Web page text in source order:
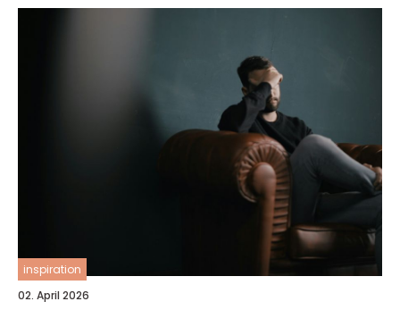
inspiration
02. April 2026